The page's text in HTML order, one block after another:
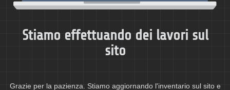
Stiamo effettuando dei lavori sul
sito
Grazie per la pazienza. Stiamo aggiornando l'inventario sul sito e